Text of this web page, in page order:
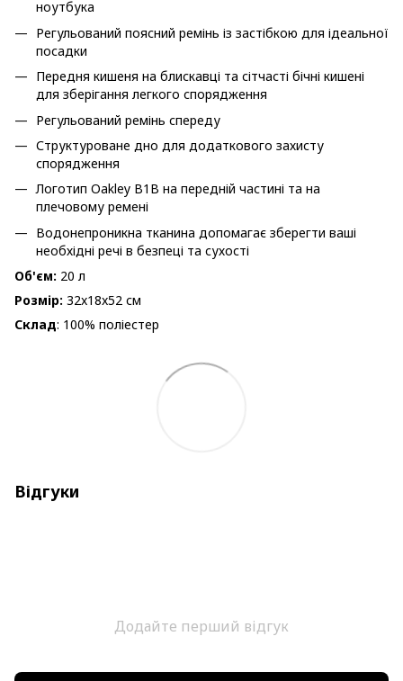
ноутбука
Регульований поясний ремінь із застібкою для ідеальної
посадки
Передня кишеня на блискавці та сітчасті бічні кишені
для зберігання легкого спорядження
Регульований ремінь спереду
Структуроване дно для додаткового захисту
спорядження
Логотип Oakley B1B на передній частині та на
плечовому ремені
Водонепроникна тканина допомагає зберегти ваші
необхідні речі в безпеці та сухості
Об'єм: 20 л
Розмір: 32x18x52 см
Склад: 100% поліестер
Відгуки
Додайте перший відгук